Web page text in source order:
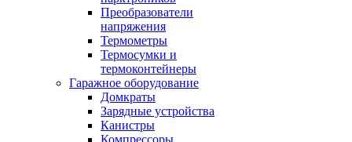
Преобразователи
напряжения
Термометры
Термосумки и
термоконтейнеры
Гаражное оборудование
Домкраты
Зарядные устройства
Канистры
Компрессоры